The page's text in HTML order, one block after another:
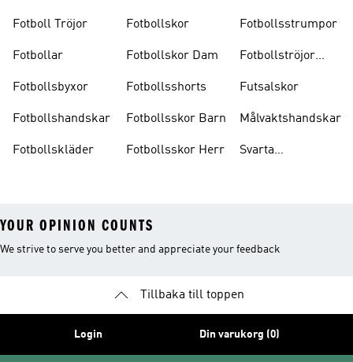
Fotboll Tröjor
Fotbollar
Fotbollsbyxor
Fotbollshandskar
Fotbollskläder
Fotbollskor
Fotbollskor Dam
Fotbollsshorts
Fotbollsskor Barn
Fotbollsskor Herr
Fotbollsstrumpor
Fotbollströjor
Futsalskor
Målvaktshandskar
Svarta
YOUR OPINION COUNTS
We strive to serve you better and appreciate your feedback
Tillbaka till toppen
Login Din varukorg (0)